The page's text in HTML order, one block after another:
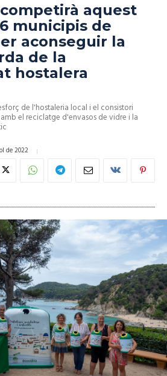
aquest
municipis de
aconseguir la
de la
hostalera
de l'hostaleria local i el consistori
el reciclatge d'envasos de vidre i la
de 2022